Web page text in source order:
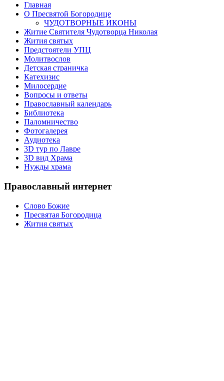
Главная
О Пресвятой Богородице
ЧУДОТВОРНЫЕ ИКОНЫ
Житие Святителя Чудотворца Николая
Жития святых
Предстоятели УПЦ
Молитвослов
Детская страничка
Катехизис
Милосердие
Вопросы и ответы
Православный календарь
Библиотека
Паломничество
Фотогалерея
Аудиотека
3D тур по Лавре
3D вид Храма
Нужды храма
Православный интернет
Слово Божие
Пресвятая Богородица
Жития святых